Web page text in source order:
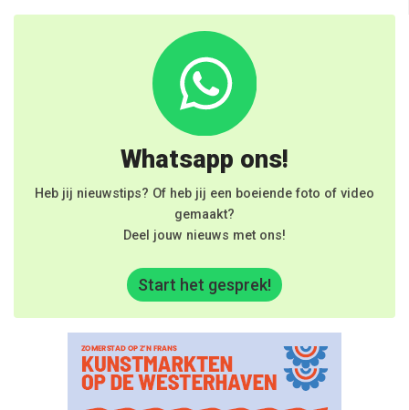
Whatsapp ons!
Heb jij nieuwstips? Of heb jij een boeiende foto of video
gemaakt?
Deel jouw nieuws met ons!
Start het gesprek!